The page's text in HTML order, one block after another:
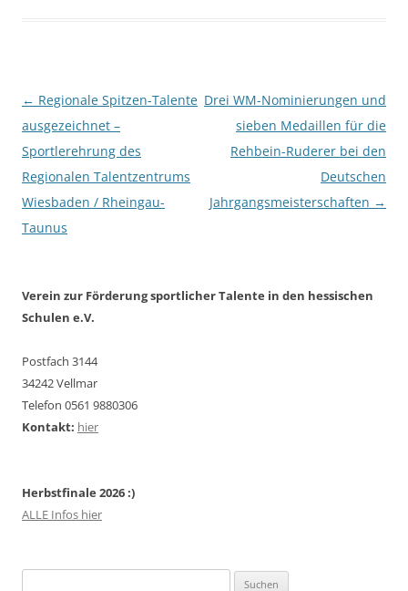
Beitragsnavigation
← Regionale Spitzen-Talente
ausgezeichnet –
Sportlerehrung des
Regionalen Talentzentrums
Wiesbaden / Rheingau-
Taunus
Drei WM-Nominierungen und
sieben Medaillen für die
Rehbein-Ruderer bei den
Deutschen
Jahrgangsmeisterschaften →
Verein zur Förderung sportlicher Talente in den hessischen
Schulen e.V.
Postfach 3144
34242 Vellmar
Telefon 0561 9880306
Kontakt: hier
Herbstfinale 2026 :)
ALLE Infos hier